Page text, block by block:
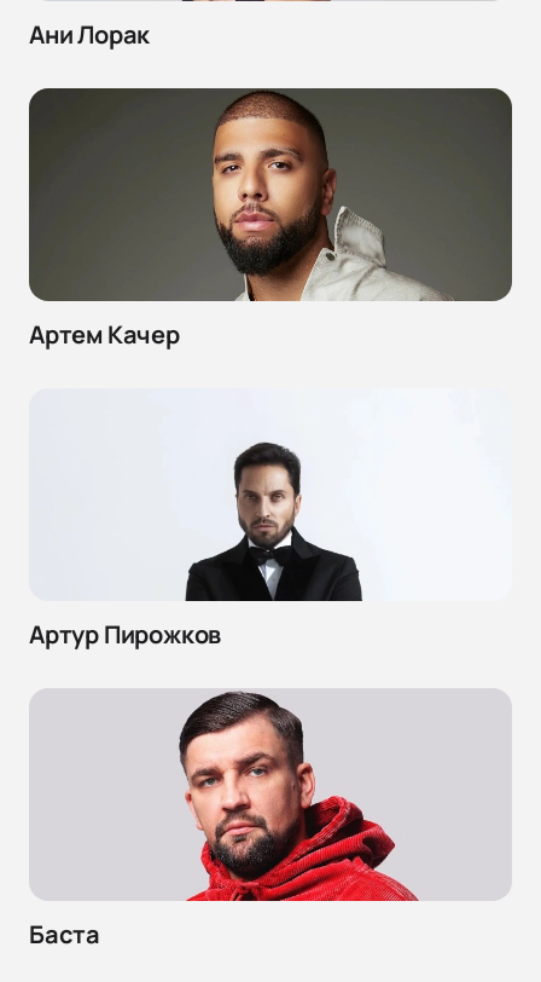
Ани Лорак
Артем Качер
Артур Пирожков
Баста